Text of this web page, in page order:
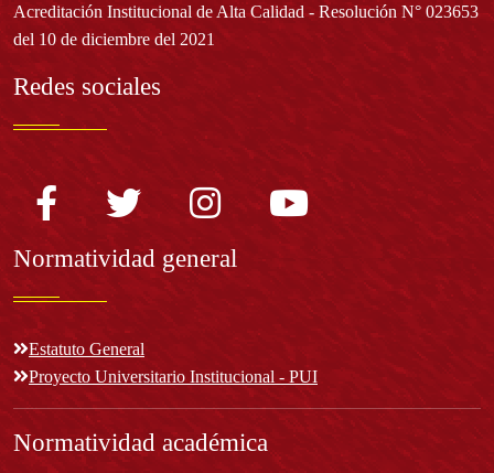
Acreditación Institucional de Alta Calidad - Resolución N° 023653
del 10 de diciembre del 2021
Redes sociales
Normatividad general
Estatuto General
Proyecto Universitario Institucional - PUI
Normatividad académica